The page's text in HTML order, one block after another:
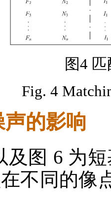
图4
Fig. 4
声的影响
及图 6 为
不同的像